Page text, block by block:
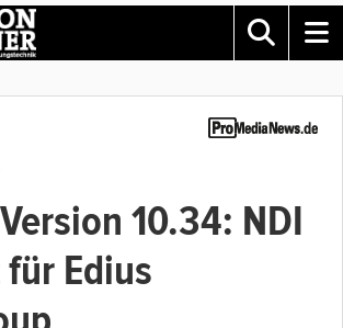
10.34: NDI
Edius